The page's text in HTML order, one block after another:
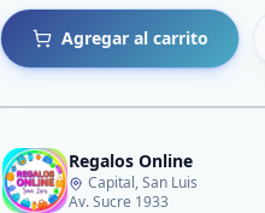
Agregar al carrito
Regalos Online
Capital, San Luis
Av. Sucre 1933